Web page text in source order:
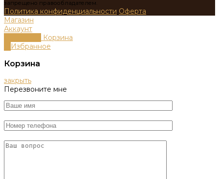
запрещено правообладателем.
Политика конфиденциальности Оферта
Магазин
Аккаунт
Корзина
Избранное
Корзина
закрыть
Перезвоните мне